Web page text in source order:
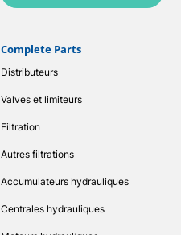
Complete Parts
Distributeurs
Valves et limiteurs
Filtration
Autres filtrations
Accumulateurs hydrauliques
Centrales hydrauliques